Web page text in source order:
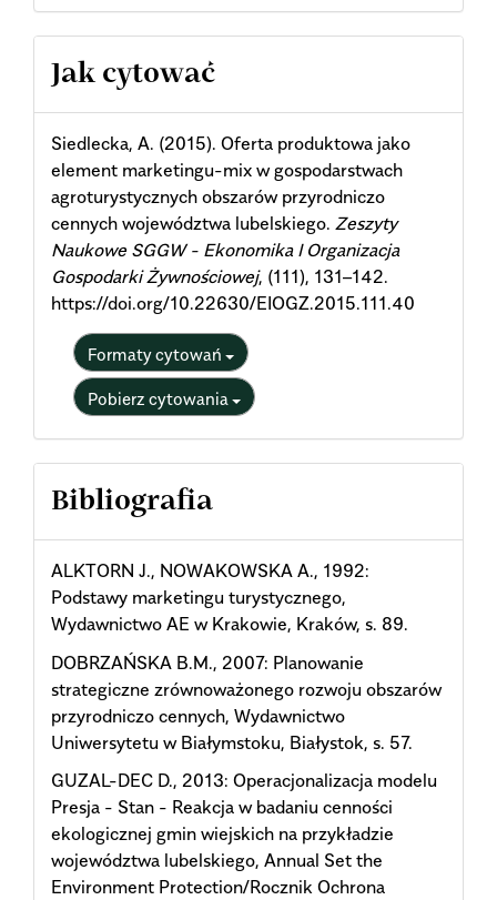
Article
Details
Jak cytować
Siedlecka, A. (2015). Oferta produktowa jako
element marketingu-mix w gospodarstwach
agroturystycznych obszarów przyrodniczo
cennych województwa lubelskiego. Zeszyty
Naukowe SGGW - Ekonomika I Organizacja
Gospodarki Żywnościowej, (111), 131–142.
https://doi.org/10.22630/EIOGZ.2015.111.40
Formaty cytowań
Pobierz cytowania
Bibliografia
ALKTORN J., NOWAKOWSKA A., 1992:
Podstawy marketingu turystycznego,
Wydawnictwo AE w Krakowie, Kraków, s. 89.
DOBRZAŃSKA B.M., 2007: Planowanie
strategiczne zrównoważonego rozwoju obszarów
przyrodniczo cennych, Wydawnictwo
Uniwersytetu w Białymstoku, Białystok, s. 57.
GUZAL-DEC D., 2013: Operacjonalizacja modelu
Presja - Stan - Reakcja w badaniu cenności
ekologicznej gmin wiejskich na przykładzie
województwa lubelskiego, Annual Set the
Environment Protection/Rocznik Ochrona